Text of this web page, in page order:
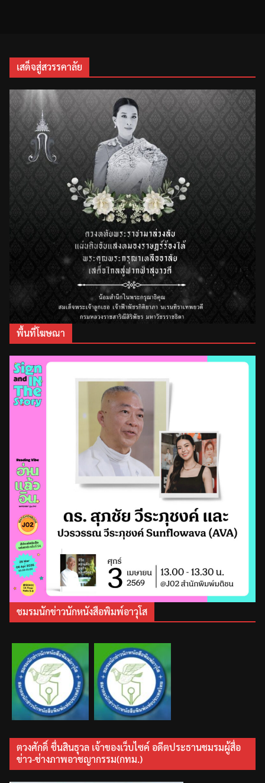
เสด็จสู่สวรรคาลัย
พื้นที่โฆษณา
ชมรมนักข่าวนักหนังสือพิมพ์อาวุโส
ตวงศักดิ์ ชื่นสินธุวล เจ้าของเว็บไซค์ อดีตประธานชมรมผู้สื่อ
ข่าว-ช่างภาพอาชญากรรม(กทม.)